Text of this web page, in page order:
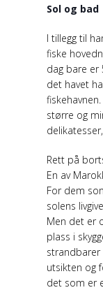
Sol og bad
I tillegg til
fiske
dag bare er
det havet
større og
Rett på
En av
For dem
solens
Men det er
plass i
strandbarer
utsikten og
det som er